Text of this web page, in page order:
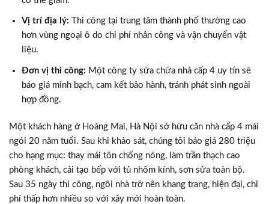
Vị trí địa lý:
Thi công tại trung tâm thành phố thường cao
hơn vùng ngoại ô do chi phí nhân công và vận chuyển vật
liệu.
Đơn vị thi công: Một công ty sửa chữa nhà cấp 4 uy tín sẽ
báo giá minh bạch, cam kết bảo hành, tránh phát sinh ngoài
hợp đồng.
Một khách hàng ở Hoàng Mai, Hà Nội sở hữu căn nhà cấp 4 mái
ngói 20 năm tuổi. Sau khi khảo sát, chúng tôi báo giá 280 triệu
cho hạng mục: thay mái tôn chống nóng, làm trần thạch cao
phòng khách, cải tạo bếp với tủ nhôm kính, sơn sửa toàn bộ.
Sau 35 ngày thi công, ngôi nhà trở nên khang trang, hiện đại, chi
phí thấp hơn nhiều so với xây mới hoàn toàn.